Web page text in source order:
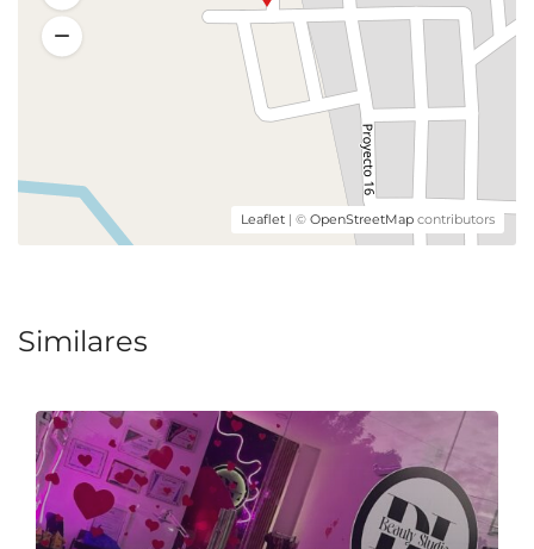
Leaflet | © OpenStreetMap contributors
Similares